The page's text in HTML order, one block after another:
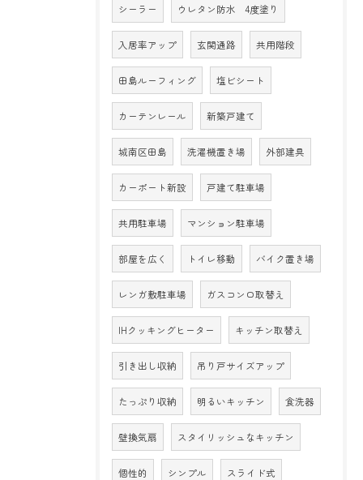
シーラー ウレタン防水 4度塗り
入居率アップ 玄関通路 共用階段
田島ルーフィング 塩ビシート
カーテンレール 新築戸建て
城南区田島 洗濯機置き場 外部建具
カーポート新設 戸建て駐車場
共用駐車場 マンション駐車場
部屋を広く トイレ移動 バイク置き場
レンガ敷駐車場 ガスコンロ取替え
IHクッキングヒーター キッチン取替え
引き出し収納 吊り戸サイズアップ
たっぷり収納 明るいキッチン 食洗器
壁換気扇 スタイリッシュなキッチン
個性的 シンプル スライド式